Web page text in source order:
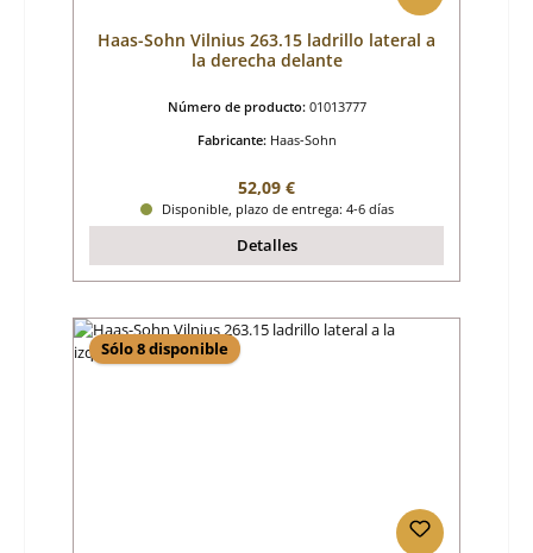
Haas-Sohn Vilnius 263.15 ladrillo lateral a
la derecha delante
Número de producto: 01013777
Fabricante: Haas-Sohn
Precio normal:
52,09 €
Disponible, plazo de entrega: 4-6 días
Detalles
Sólo 8 disponible